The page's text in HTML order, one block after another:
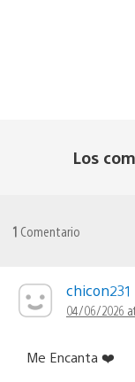
Los
1 Comentario
chicon231
04/06/2026 at
Me Encanta ❤️